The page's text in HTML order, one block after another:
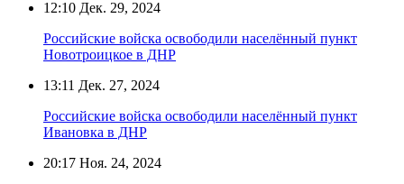
12:10 Дек. 29, 2024
Российские войска освободили населённый пункт
Новотроицкое в ДНР
13:11 Дек. 27, 2024
Российские войска освободили населённый пункт
Ивановка в ДНР
20:17 Ноя. 24, 2024